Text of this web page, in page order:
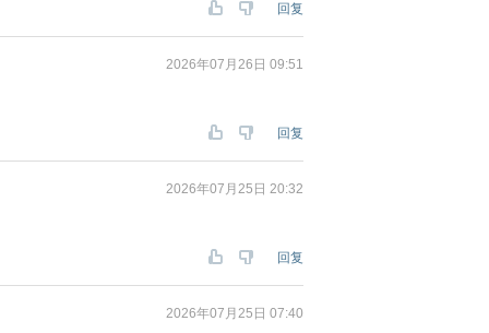
回复
2026年07月26日 09:51
回复
2026年07月25日 20:32
回复
2026年07月25日 07:40